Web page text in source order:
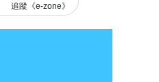
追蹤《e-zone》